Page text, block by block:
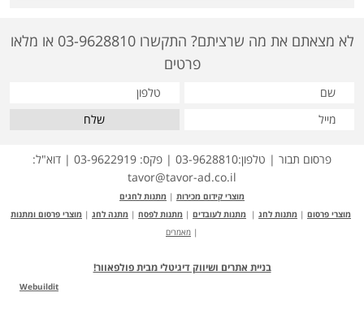
לא מצאתם את מה שרציתם? התקשרו 03-9628810 או מלאו
פרטים
שלח
פרסום תבור | טלפון:03-9628810 | פקס: 03-9622919 | דוא"ל:
tavor@tavor-ad.co.il
מוצרי קידום מכירות | מתנות לחגים
מוצרי פרסום | מתנות לחג | מתנות לעובדים | מתנות לפסח | מתנה לחג | מוצרי פרסום ומתנות
| מאמרים
בניית אתרים ושיווק דיגיטלי מבית פולפאוור!
Webuildit